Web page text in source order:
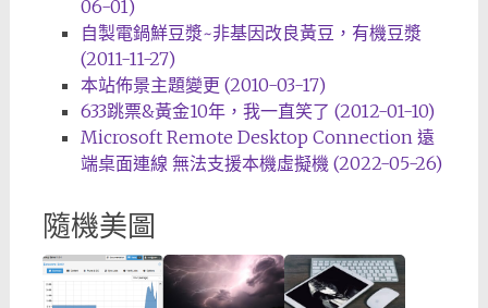
06-01)
自製電鍋鮮豆漿~非基因改良黃豆，有機豆漿
(2011-11-27)
本站佈景主題變更 (2010-03-17)
633跳票&黃金10年，我一直笑了 (2012-01-10)
Microsoft Remote Desktop Connection 遠
端桌面連線 無法支援本機虛擬機 (2022-05-26)
隨機美圖